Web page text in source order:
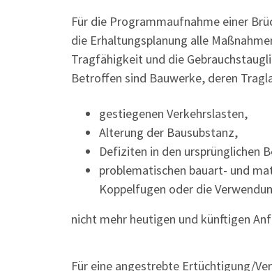
Für die Programmaufnahme einer
die Erhaltungsplanung alle
Tragfähigkeit und die
Betroffen sind Bauwerke, deren
gestiegenen Verkehrslasten,
Alterung der Bausubstanz,
Defiziten in den ursprünglichen
problematischen bauart- und
Koppelfugen oder die
nicht mehr heutigen und künftigen
Für eine angestrebte Ertüchtigung/